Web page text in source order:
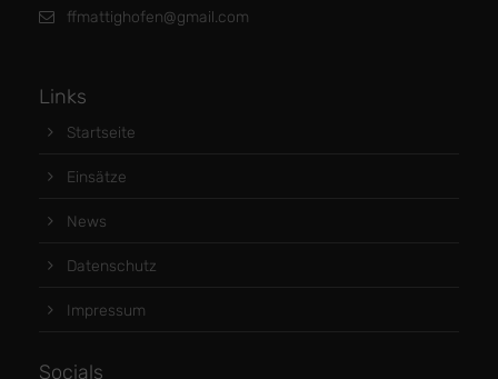
ffmattighofen@gmail.com
Links
Startseite
Einsätze
News
Datenschutz
Impressum
Socials